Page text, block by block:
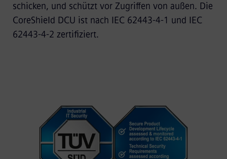
schicken, und schützt vor Zugriffen von außen. Die
CoreShield DCU ist nach IEC 62443-4-1 und IEC
62443-4-2 zertifiziert.